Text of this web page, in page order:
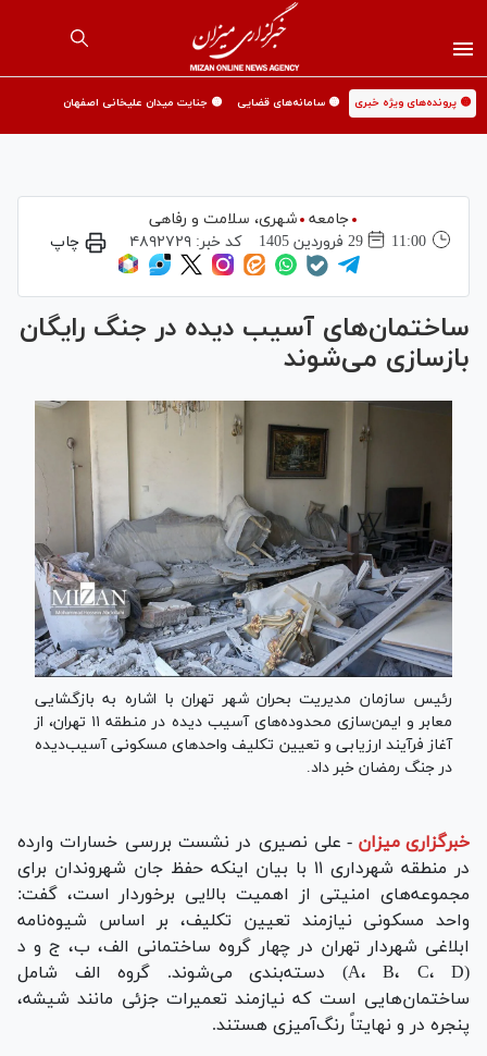
🟡 پرونده‌های ویژه خبری 🟡 سامانه‌های قضایی 🟡 جنایت میدان علیخانی اصفهان
جامعه
شهری،‌ سلامت و رفاهی
11:00
29 فروردين 1405 کد خبر: ۴۸۹۲۷۲۹ چاپ
ساختمان‌های آسیب دیده در جنگ رایگان
بازسازی می‌شوند
رئیس سازمان مدیریت بحران شهر تهران با اشاره به بازگشایی
معابر و ایمن‌سازی محدوده‌های آسیب‌ دیده در منطقه ۱۱ تهران، از
آغاز فرآیند ارزیابی و تعیین تکلیف واحدهای مسکونی آسیب‌دیده
در جنگ رمضان خبر داد.
خبرگزاری میزان - علی نصیری در نشست بررسی خسارات وارده
در منطقه شهرداری ۱۱ با بیان اینکه حفظ جان شهروندان برای
مجموعه‌های امنیتی از اهمیت بالایی برخوردار است، گفت:
واحد مسکونی نیازمند تعیین تکلیف، بر اساس شیوه‌نامه
ابلاغی شهردار تهران در چهار گروه ساختمانی الف، ب، ج و د
(A، B، C، D) دسته‌بندی می‌شوند. گروه الف شامل
ساختمان‌هایی است که نیازمند تعمیرات جزئی مانند شیشه،
پنجره در و نهایتاً رنگ‌آمیزی هستند.